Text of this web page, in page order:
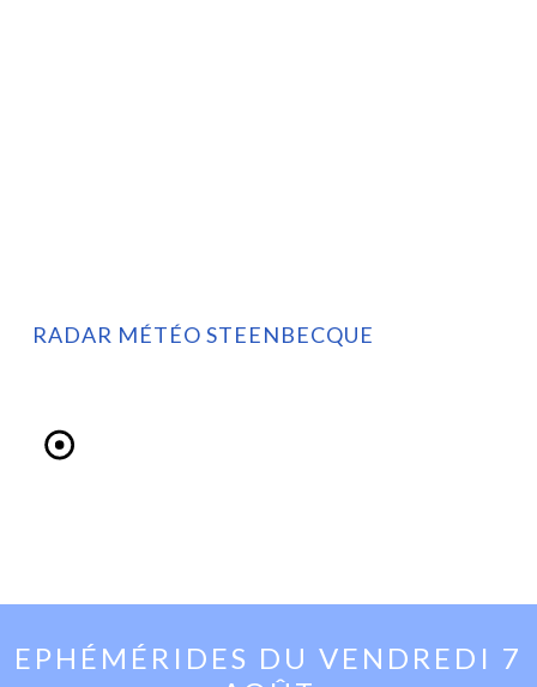
RADAR MÉTÉO STEENBECQUE
EPHÉMÉRIDES DU VENDREDI 7